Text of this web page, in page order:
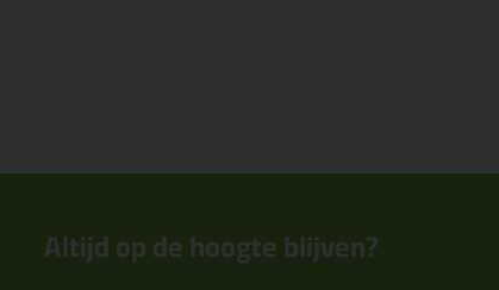
Altijd op de hoogte blijven?